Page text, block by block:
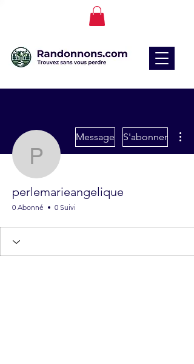
Message S'abonner
perlemarieangelique
0 Abonné 0 Suivi